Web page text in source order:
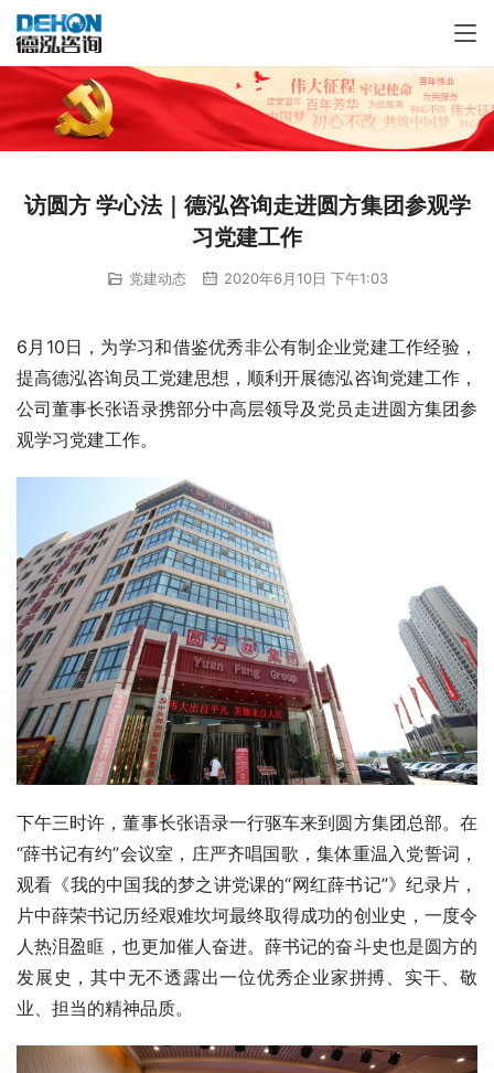
访圆方 学心法｜德泓咨询走进圆方集团参观学
习党建工作
党建动态 2020年6月10日 下午1:03
6月10日，为学习和借鉴优秀非公有制企业党建工作经验，
提高德泓咨询员工党建思想，顺利开展德泓咨询党建工作，
公司董事长张语录携部分中高层领导及党员走进圆方集团参
观学习党建工作。
下午三时许，董事长张语录一行驱车来到圆方集团总部。在
“薛书记有约”会议室，庄严齐唱国歌，集体重温入党誓词，
观看《我的中国我的梦之讲党课的“网红薛书记”》纪录片，
片中薛荣书记历经艰难坎坷最终取得成功的创业史，一度令
人热泪盈眶，也更加催人奋进。薛书记的奋斗史也是圆方的
发展史，其中无不透露出一位优秀企业家拼搏、实干、敬
业、担当的精神品质。